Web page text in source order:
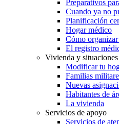
Preparativos
Cuando ya no
Planificación
Hogar médico
Cómo
El registro
Vivienda y
Modificar tu
Familias
Nuevas
Habitantes de
La vivienda
Servicios de apoyo
Servicios de